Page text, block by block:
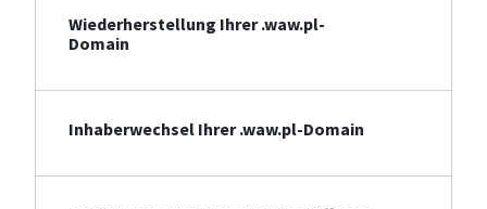
Wiederherstellung Ihrer .waw.pl-
Domain
Inhaberwechsel Ihrer .waw.pl-Domain